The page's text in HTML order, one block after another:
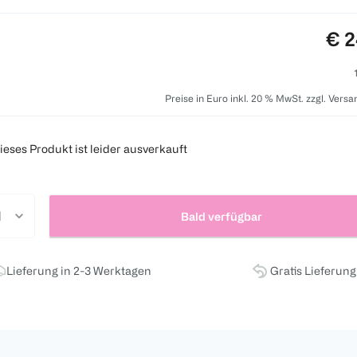
€
Preise in Euro inkl. 20 % MwSt. zzgl.
Produkt ist leider ausverkauft
Bald verfügbar
Lieferung in 2-3 Werktagen Gratis